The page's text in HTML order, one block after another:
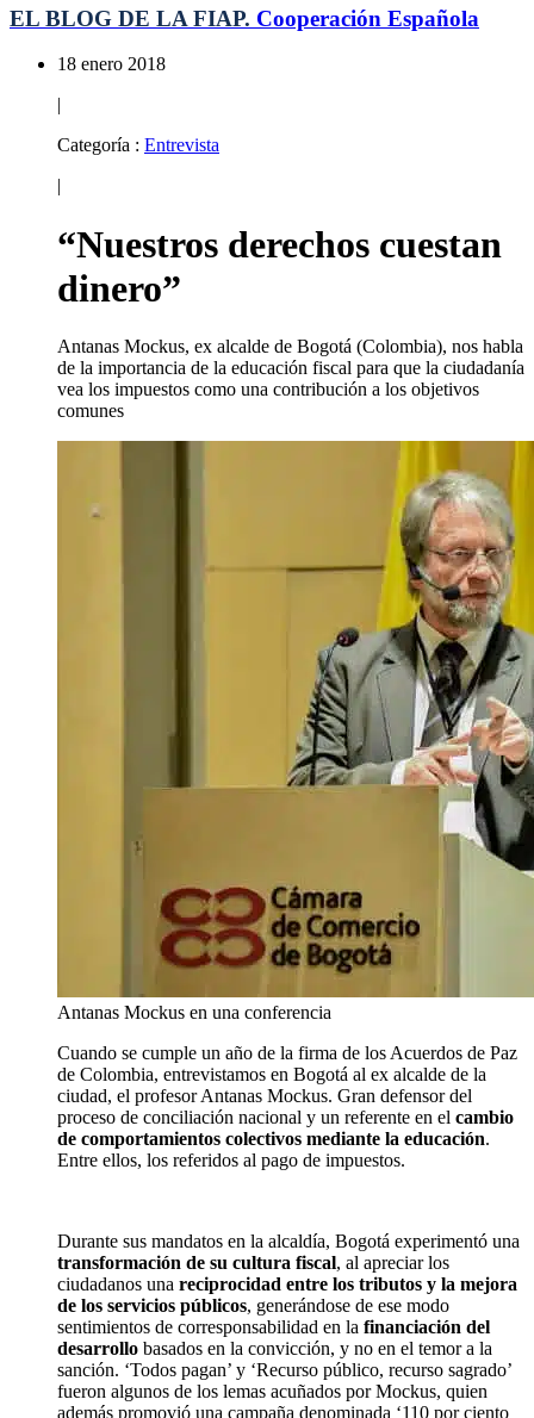
EL BLOG DE LA FIAP. Cooperación Española
18 enero 2018
|
Categoría : Entrevista
|
“Nuestros derechos cuestan
dinero”
Antanas Mockus, ex alcalde de Bogotá (Colombia), nos habla
de la importancia de la educación fiscal para que la ciudadanía
vea los impuestos como una contribución a los objetivos
comunes
Antanas Mockus en una conferencia
Cuando se cumple un año de la firma de los Acuerdos de Paz
de Colombia, entrevistamos en Bogotá al ex alcalde de la
ciudad, el profesor Antanas Mockus. Gran defensor del
proceso de conciliación nacional y un referente en el cambio
de comportamientos colectivos mediante la educación.
Entre ellos, los referidos al pago de impuestos.
Durante sus mandatos en la alcaldía, Bogotá experimentó una
transformación de su cultura fiscal, al apreciar los
ciudadanos una reciprocidad entre los tributos y la mejora
de los servicios públicos, generándose de ese modo
sentimientos de corresponsabilidad en la financiación del
desarrollo basados en la convicción, y no en el temor a la
sanción. ‘Todos pagan’ y ‘Recurso público, recurso sagrado’
fueron algunos de los lemas acuñados por Mockus, quien
además promovió una campaña denominada ‘110 por ciento